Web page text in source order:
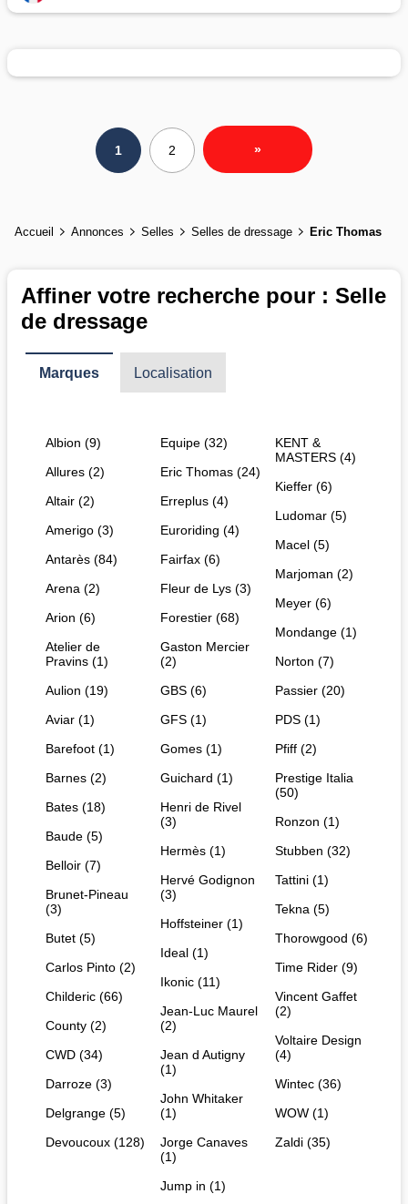
1 2 »
Accueil Annonces Selles Selles de dressage Eric Thomas
Affiner votre recherche pour : Selle
de dressage
Marques Localisation
Albion (9)
Allures (2)
Altair (2)
Amerigo (3)
Antarès (84)
Arena (2)
Arion (6)
Atelier de
Pravins (1)
Aulion (19)
Aviar (1)
Barefoot (1)
Barnes (2)
Bates (18)
Baude (5)
Belloir (7)
Brunet-Pineau
(3)
Butet (5)
Carlos Pinto (2)
Childeric (66)
County (2)
CWD (34)
Darroze (3)
Delgrange (5)
Devoucoux (128)
Equipe (32)
Eric Thomas (24)
Erreplus (4)
Euroriding (4)
Fairfax (6)
Fleur de Lys (3)
Forestier (68)
Gaston Mercier
(2)
GBS (6)
GFS (1)
Gomes (1)
Guichard (1)
Henri de Rivel
(3)
Hermès (1)
Hervé Godignon
(3)
Hoffsteiner (1)
Ideal (1)
Ikonic (11)
Jean-Luc Maurel
(2)
Jean d Autigny
(1)
John Whitaker
(1)
Jorge Canaves
(1)
Jump in (1)
KENT &
MASTERS (4)
Kieffer (6)
Ludomar (5)
Macel (5)
Marjoman (2)
Meyer (6)
Mondange (1)
Norton (7)
Passier (20)
PDS (1)
Pfiff (2)
Prestige Italia
(50)
Ronzon (1)
Stubben (32)
Tattini (1)
Tekna (5)
Thorowgood (6)
Time Rider (9)
Vincent Gaffet
(2)
Voltaire Design
(4)
Wintec (36)
WOW (1)
Zaldi (35)